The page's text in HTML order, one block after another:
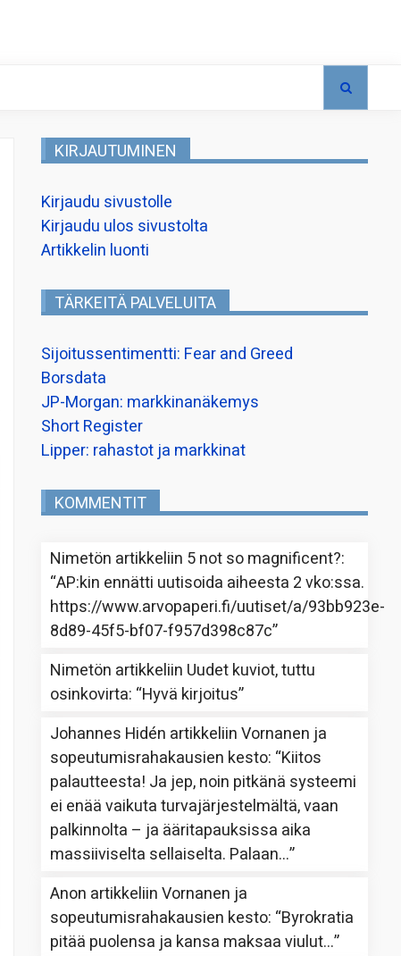
KIRJAUTUMINEN
Kirjaudu sivustolle
Kirjaudu ulos sivustolta
Artikkelin luonti
TÄRKEITÄ PALVELUITA
Sijoitussentimentti: Fear and Greed
Borsdata
JP-Morgan: markkinanäkemys
Short Register
Lipper: rahastot ja markkinat
KOMMENTIT
Nimetön artikkeliin 5 not so magnificent?:
“AP:kin ennätti uutisoida aiheesta 2 vko:ssa.
https://www.arvopaperi.fi/uutiset/a/93bb923e-
8d89-45f5-bf07-f957d398c87c”
Nimetön artikkeliin Uudet kuviot, tuttu
osinkovirta: “Hyvä kirjoitus”
Johannes Hidén artikkeliinVornanen ja
sopeutumisrahakausien kesto: “Kiitos
palautteesta! Ja jep, noin pitkänä systeemi
ei enää vaikuta turvajärjestelmältä, vaan
palkinnolta – ja ääritapauksissa aika
massiiviselta sellaiselta. Palaan…”
Anon artikkeliinVornanen ja
sopeutumisrahakausien kesto: “Byrokratia
pitää puolensa ja kansa maksaa viulut…”